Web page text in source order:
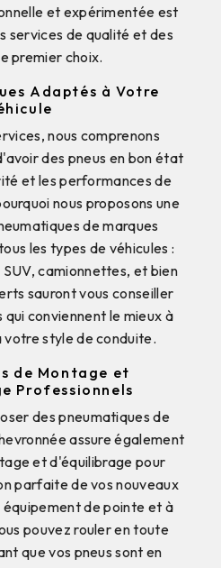
et expérimentée est
services de qualité et des
premier choix.
Adaptés à Votre
nous comprenons
des pneus en bon état
et les performances de
nous proposons une
de marques
les types de véhicules :
camionnettes, et bien
sauront vous conseiller
qui conviennent le mieux à
style de conduite.
de Montage et
Professionnels
des pneumatiques de
assure également
et d'équilibrage pour
parfaite de vos nouveaux
de pointe et à
pouvez rouler en toute
que vos pneus sont en